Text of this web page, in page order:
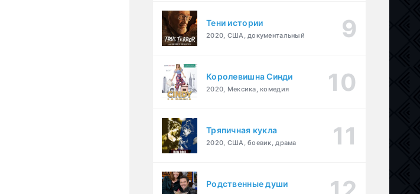
Тени истории
2020, США, документальный
Королевишна Синди
2020, Мексика, комедия
Тряпичная кукла
2020, США, боевик, драма
Родственные души